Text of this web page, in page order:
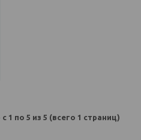
1 по 5 из 5 (всего 1 страниц)